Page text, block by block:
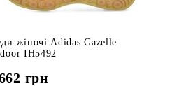
жіночі Adidas Gazelle
IH5492
грн